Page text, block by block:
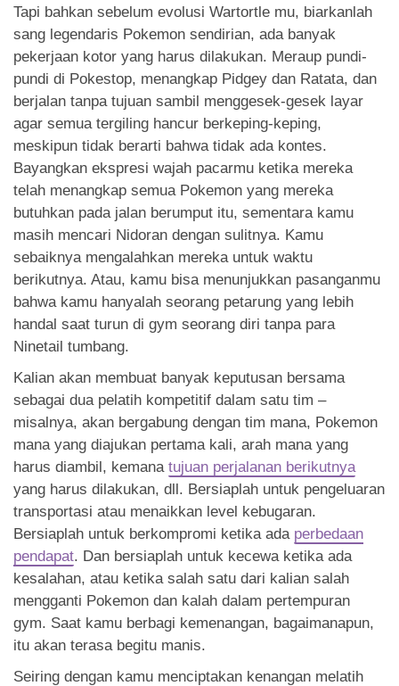
Tapi bahkan sebelum evolusi Wartortle mu, biarkanlah
sang legendaris Pokemon sendirian, ada banyak
pekerjaan kotor yang harus dilakukan. Meraup pundi-
pundi di Pokestop, menangkap Pidgey dan Ratata, dan
berjalan tanpa tujuan sambil menggesek-gesek layar
agar semua tergiling hancur berkeping-keping,
meskipun tidak berarti bahwa tidak ada kontes.
Bayangkan ekspresi wajah pacarmu ketika mereka
telah menangkap semua Pokemon yang mereka
butuhkan pada jalan berumput itu, sementara kamu
masih mencari Nidoran dengan sulitnya. Kamu
sebaiknya mengalahkan mereka untuk waktu
berikutnya. Atau, kamu bisa menunjukkan pasanganmu
bahwa kamu hanyalah seorang petarung yang lebih
handal saat turun di gym seorang diri tanpa para
Ninetail tumbang.
Kalian akan membuat banyak keputusan bersama
sebagai dua pelatih kompetitif dalam satu tim –
misalnya, akan bergabung dengan tim mana, Pokemon
mana yang diajukan pertama kali, arah mana yang
harus diambil, kemana tujuan perjalanan berikutnya
yang harus dilakukan, dll. Bersiaplah untuk pengeluaran
transportasi atau menaikkan level kebugaran.
Bersiaplah untuk berkompromi ketika ada perbedaan
pendapat. Dan bersiaplah untuk kecewa ketika ada
kesalahan, atau ketika salah satu dari kalian salah
mengganti Pokemon dan kalah dalam pertempuran
gym. Saat kamu berbagi kemenangan, bagaimanapun,
itu akan terasa begitu manis.
Seiring dengan kamu menciptakan kenangan melatih